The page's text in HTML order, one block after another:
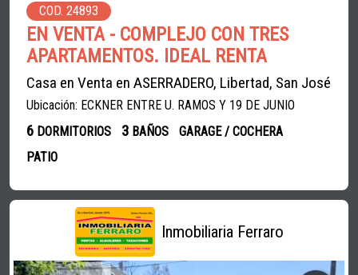
COD. 24893
EN VENTA - COMPLEJO CON TRES
APARTAMENTOS. IDEAL RENTA
Casa en Venta en ASERRADERO, Libertad, San José
Ubicación: ECKNER ENTRE U. RAMOS Y 19 DE JUNIO
6 DORMITORIOS 3BAÑOS
GARAGE / COCHERA
PATIO
Inmobiliaria Ferraro